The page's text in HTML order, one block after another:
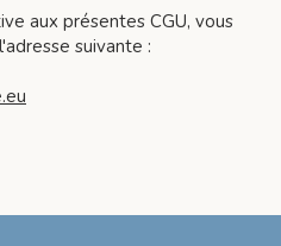
aux présentes CGU, vous
suivante :